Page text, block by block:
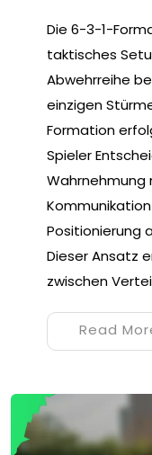
Die 6-3-1-
taktisches
Abwehrreihe
einzigen
Formation
Spieler
Wahrnehmung
Positionierung
Dieser Ansatz
zwischen
Read